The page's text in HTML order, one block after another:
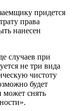
придется
права
нанесен
случаев при
не три вида
чистоту
будет
может снять